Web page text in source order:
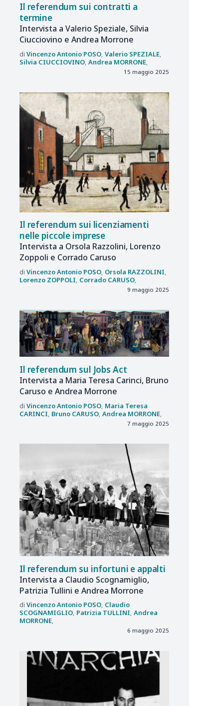
Il referendum sui contratti a
termine
Intervista a Valerio Speziale, Silvia
Ciucciovino e Andrea Morrone
Vincenzo Antonio POSO Valerio SPEZIALE
Silvia CIUCCIOVINO Andrea MORRONE
15 maggio 2025
Il referendum sui licenziamenti
nelle piccole imprese
Intervista a Orsola Razzolini, Lorenzo
Zoppoli e Corrado Caruso
Vincenzo Antonio POSO Orsola RAZZOLINI
Lorenzo ZOPPOLI Corrado CARUSO
9 maggio 2025
Il referendum sul Jobs Act
Intervista a Maria Teresa Carinci, Bruno
Caruso e Andrea Morrone
Vincenzo Antonio POSO Maria Teresa
CARINCI Bruno CARUSO Andrea MORRONE
7 maggio 2025
Il referendum su infortuni e appalti
Intervista a Claudio Scognamiglio,
Patrizia Tullini e Andrea Morrone
Vincenzo Antonio POSO Claudio
SCOGNAMIGLIO Patrizia TULLINI Andrea
MORRONE
6 maggio 2025